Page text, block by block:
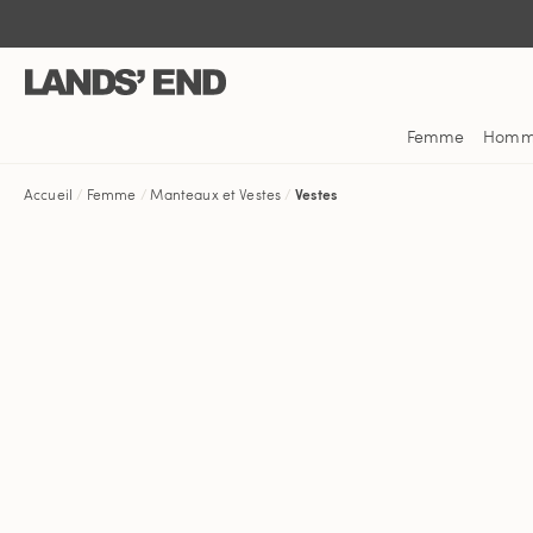
contenu
navigation
barre
Femme
Accueil Femme Manteaux et Vestes Vestes